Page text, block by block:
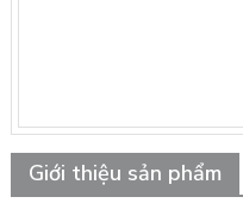
Giới thiệu sản phẩm